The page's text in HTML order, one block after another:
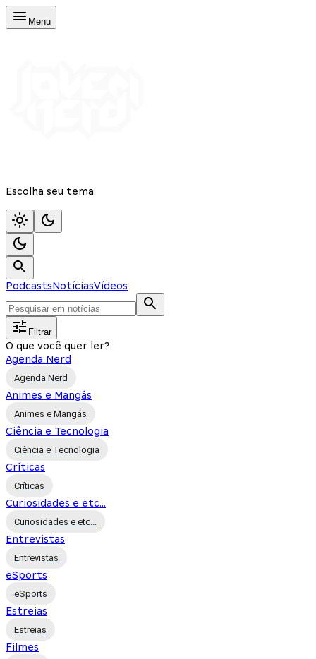
Menu
Escolha seu tema:
PodcastsNotíciasVídeos
Filtrar
O que você quer ler?
Agenda Nerd
Agenda Nerd
Animes e Mangás
Animes e Mangás
Ciência e Tecnologia
Ciência e Tecnologia
Críticas
Críticas
Curiosidades e etc...
Curiosidades e etc...
Entrevistas
Entrevistas
eSports
eSports
Estreias
Estreias
Filmes